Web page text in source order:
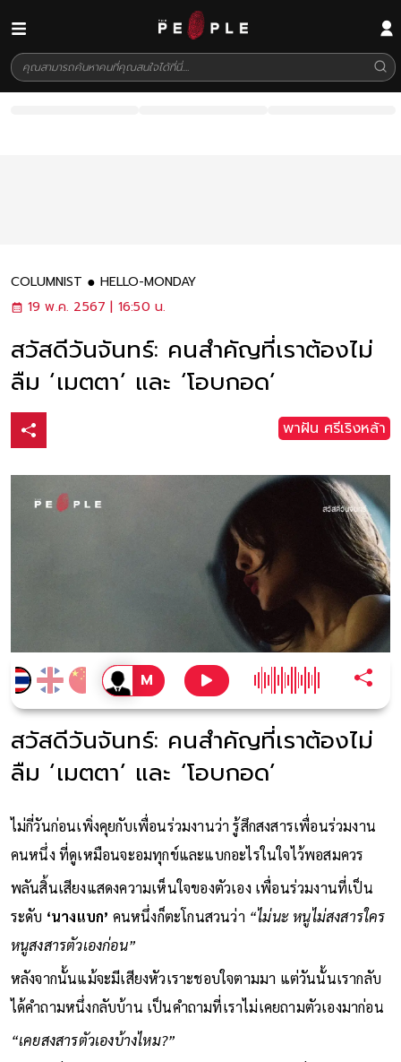
COLUMNIST
HELLO-MONDAY
19 พ.ค. 2567 | 16:50 น.
สวัสดีวันจันทร์: คนสำคัญที่เราต้องไม่
ลืม ‘เมตตา’ และ ‘โอบกอด’
พาฝัน ศรีเริงหล้า
สวัสดีวันจันทร์: คนสำคัญที่เราต้องไม่
ลืม ‘เมตตา’ และ ‘โอบกอด’
ไม่กี่วันก่อนเพิ่งคุยกับเพื่อนร่วมงานว่า รู้สึกสงสารเพื่อนร่วมงาน
คนหนึ่ง ที่ดูเหมือนจะอมทุกข์และแบกอะไรในใจไว้พอสมควร
พลันสิ้นเสียงแสดงความเห็นใจของตัวเอง เพื่อนร่วมงานที่เป็น
ระดับ ‘นางแบก’ คนหนึ่งก็ตะโกนสวนว่า “ไม่นะ หนูไม่สงสารใคร
หนูสงสารตัวเองก่อน”
หลังจากนั้นแม้จะมีเสียงหัวเราะชอบใจตามมา แต่วันนั้นเรากลับ
ได้คำถามหนึ่งกลับบ้าน เป็นคำถามที่เราไม่เคยถามตัวเองมาก่อน
“เคยสงสารตัวเองบ้างไหม?”